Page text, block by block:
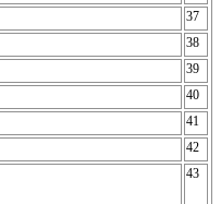
37
38
39
40
41
42
43